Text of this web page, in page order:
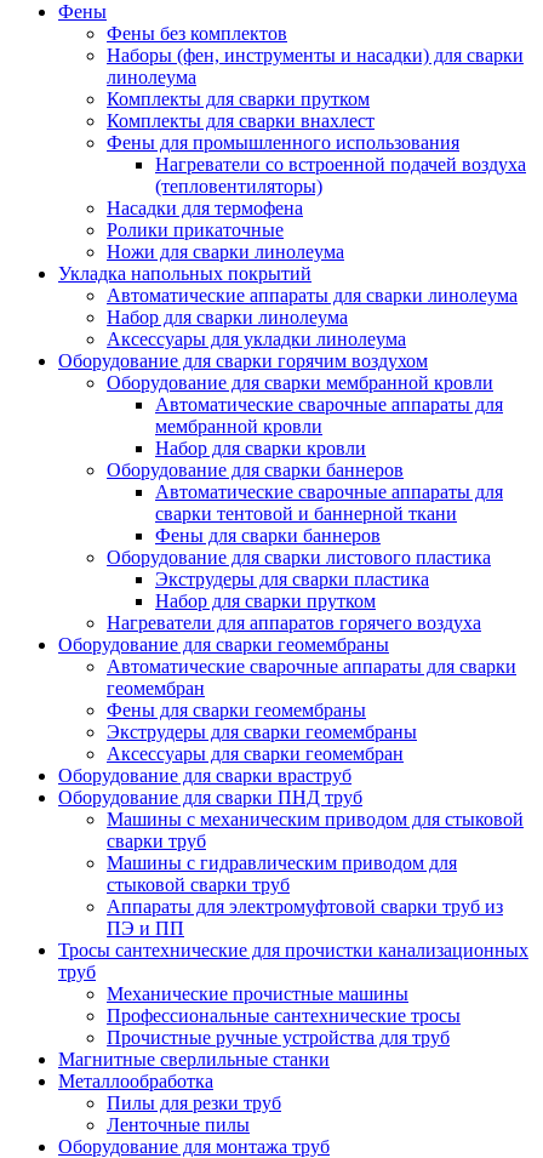
Фены
Фены без комплектов
Наборы (фен, инструменты и насадки) для сварки
линолеума
Комплекты для сварки прутком
Комплекты для сварки внахлест
Фены для промышленного использования
Нагреватели со встроенной подачей воздуха
(тепловентиляторы)
Насадки для термофена
Ролики прикаточные
Ножи для сварки линолеума
Укладка напольных покрытий
Автоматические аппараты для сварки линолеума
Набор для сварки линолеума
Аксессуары для укладки линолеума
Оборудование для сварки горячим воздухом
Оборудование для сварки мембранной кровли
Автоматические сварочные аппараты для
мембранной кровли
Набор для сварки кровли
Оборудование для сварки баннеров
Автоматические сварочные аппараты для
сварки тентовой и баннерной ткани
Фены для сварки баннеров
Оборудование для сварки листового пластика
Экструдеры для сварки пластика
Набор для сварки прутком
Нагреватели для аппаратов горячего воздуха
Оборудование для сварки геомембраны
Автоматические сварочные аппараты для сварки
геомембран
Фены для сварки геомембраны
Экструдеры для сварки геомембраны
Аксессуары для сварки геомембран
Оборудование для сварки враструб
Оборудование для сварки ПНД труб
Машины с механическим приводом для стыковой
сварки труб
Машины с гидравлическим приводом для
стыковой сварки труб
Аппараты для электромуфтовой сварки труб из
ПЭ и ПП
Тросы сантехнические для прочистки канализационных
труб
Механические прочистные машины
Профессиональные сантехнические тросы
Прочистные ручные устройства для труб
Магнитные сверлильные станки
Металлообработка
Пилы для резки труб
Ленточные пилы
Оборудование для монтажа труб